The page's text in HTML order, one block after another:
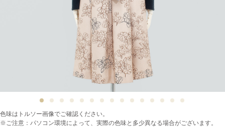
色味はトルソー画像でご確認ください。
※ご注意：パソコン環境によって、実際の色味と多少異なる場合がございます。